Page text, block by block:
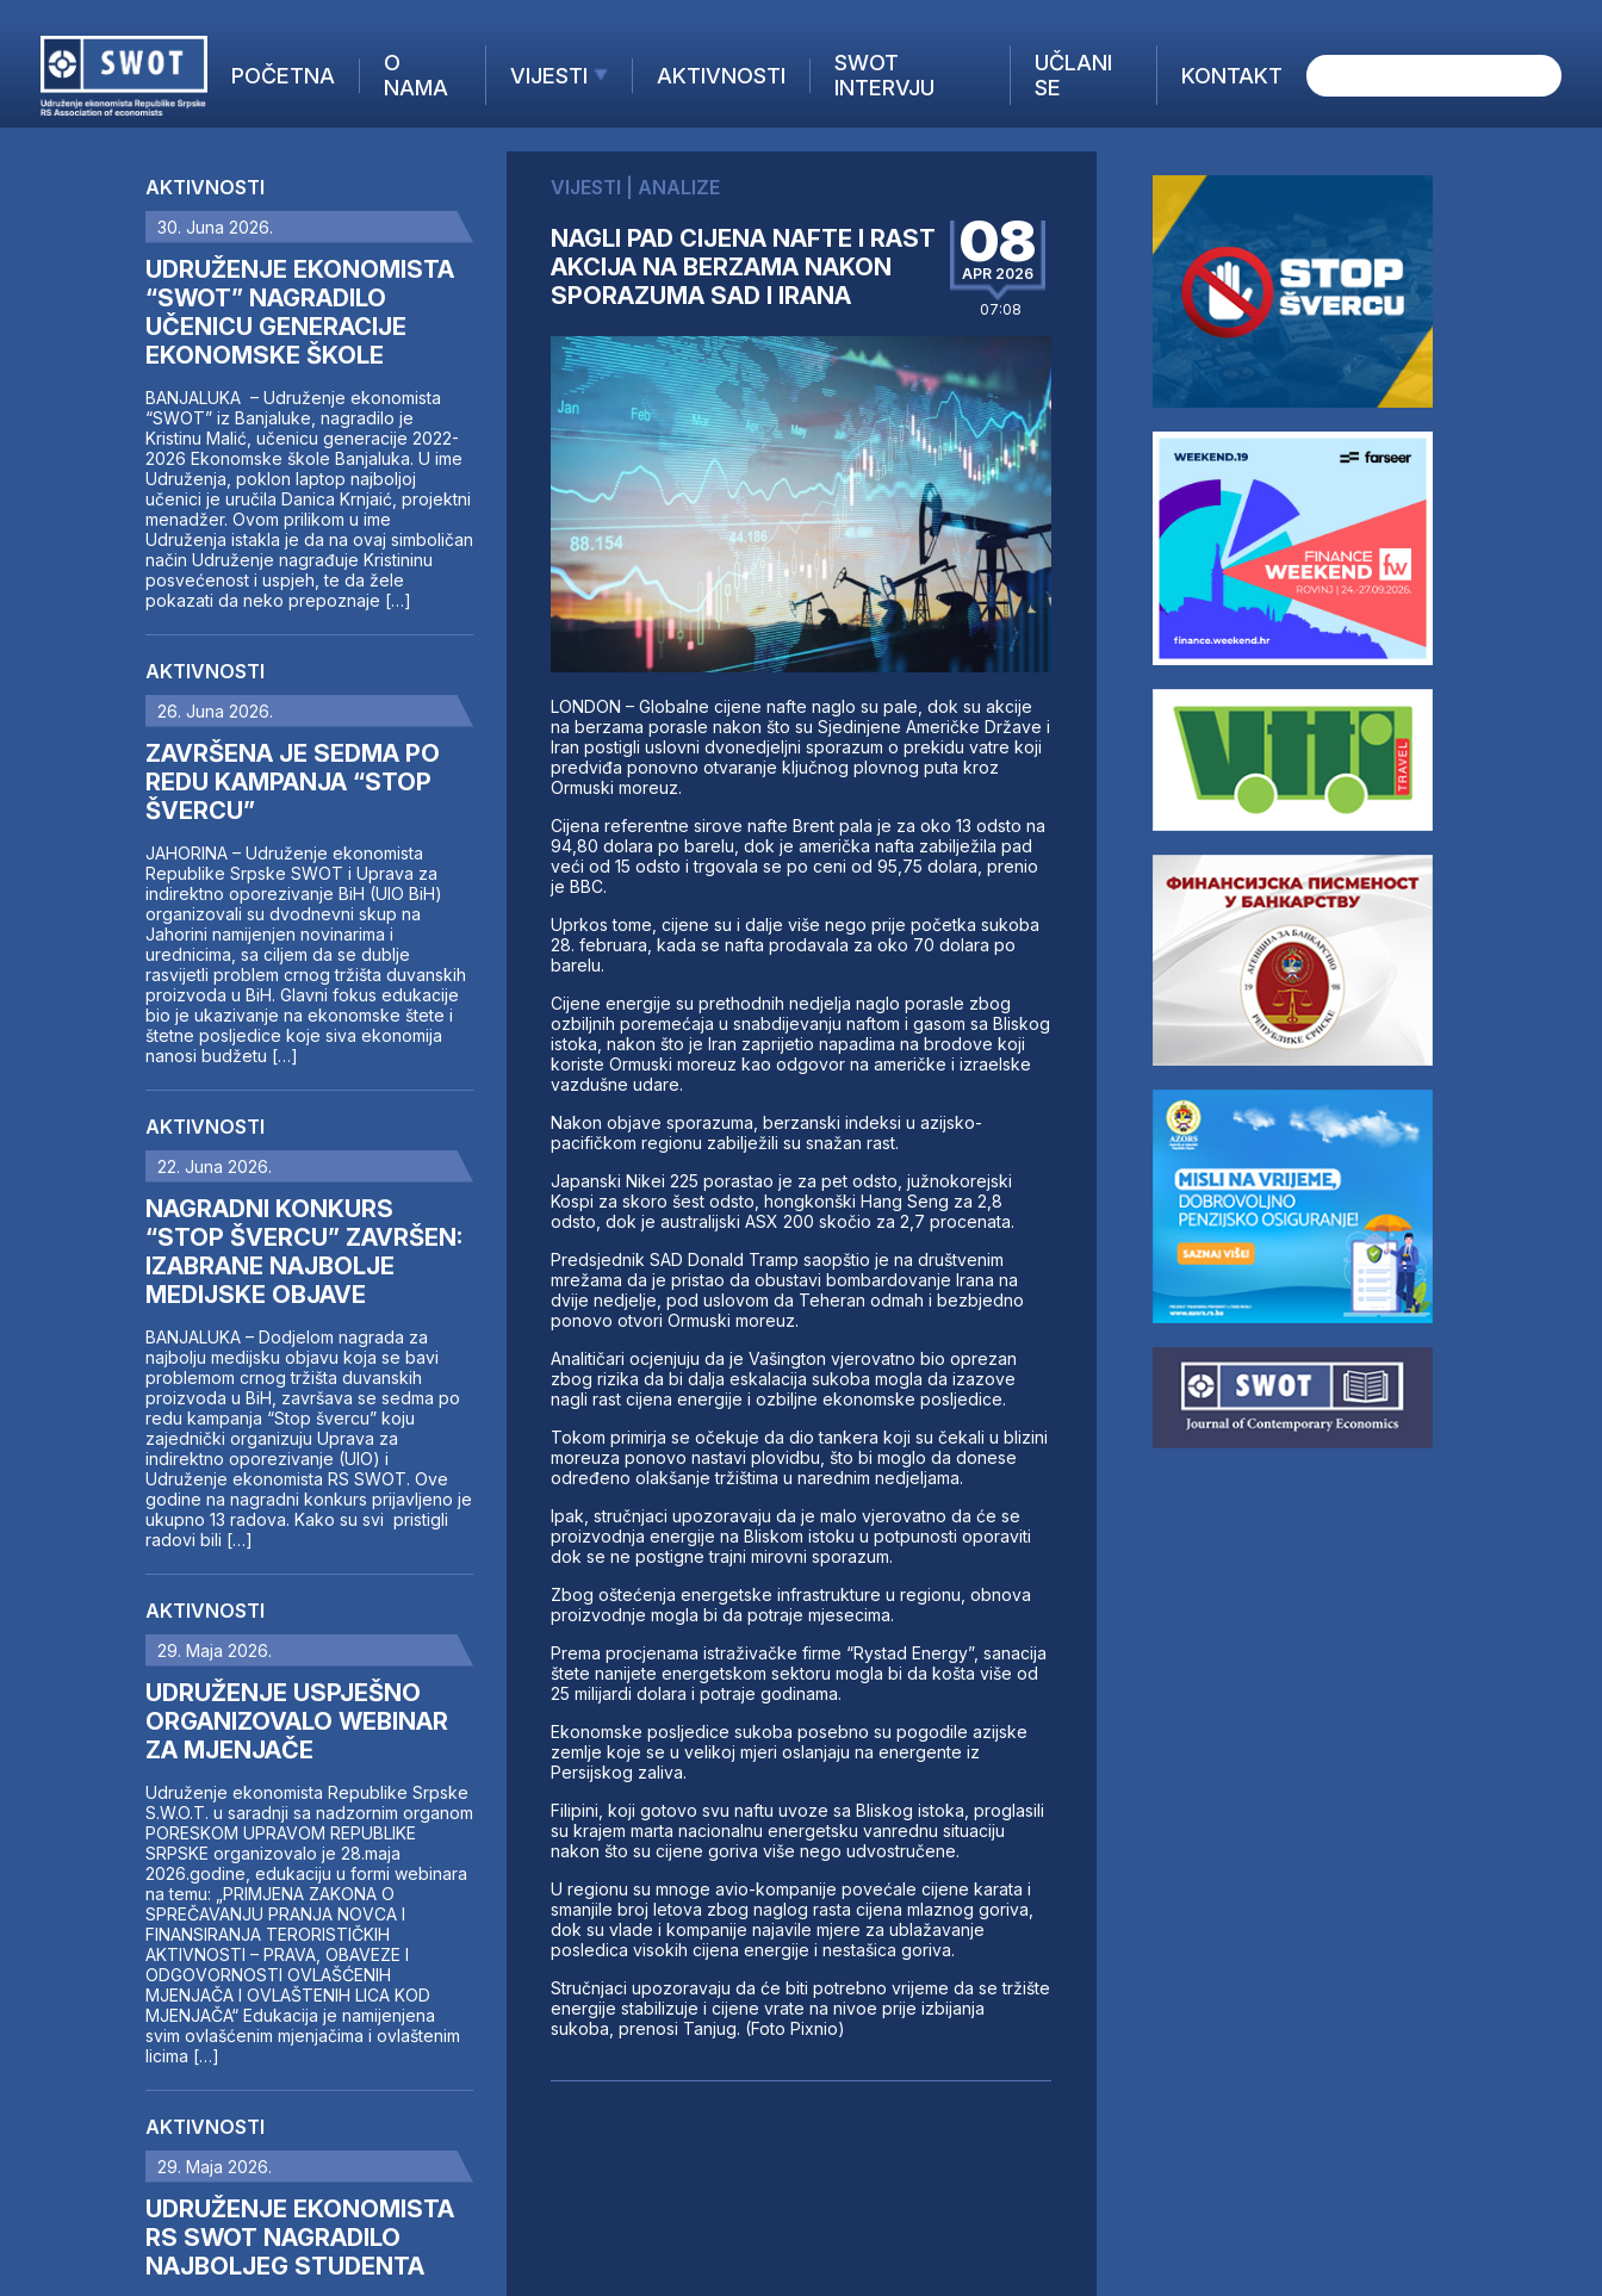
POČETNA
O
NAMA
VIJESTI
AKTUELNO
KOMPANIJE
FINANSIJE
IZ STRANIH MEDIJA
AKTIVNOSTI
SWOT
INTERVJU
UČLANI
SE
KONTAKT
AKTUELNO
ANALIZE
KOMPANIJE
FINANSIJE
IZ STRANIH MEDIJA
AKTIVNOSTI
SWOT INTERVJU
UČLANI SE
KONTAKT
AKTIVNOSTI
30. Juna 2026.
UDRUŽENJE EKONOMISTA
“SWOT” NAGRADILO
UČENICU GENERACIJE
EKONOMSKE ŠKOLE
BANJALUKA – Udruženje ekonomista
“SWOT” iz Banjaluke, nagradilo je
Kristinu Malić, učenicu generacije 2022-
2026 Ekonomske škole Banjaluka. U ime
Udruženja, poklon laptop najboljoj
učenici je uručila Danica Krnjaić, projektni
menadžer. Ovom prilikom u ime
Udruženja istakla je da na ovaj simboličan
način Udruženje nagrađuje Kristininu
posvećenost i uspjeh, te da žele
pokazati da neko prepoznaje […]
AKTIVNOSTI
26. Juna 2026.
ZAVRŠENA JE SEDMA PO
REDU KAMPANJA “STOP
ŠVERCU”
JAHORINA – Udruženje ekonomista
Republike Srpske SWOT i Uprava za
indirektno oporezivanje BiH (UIO BiH)
organizovali su dvodnevni skup na
Jahorini namijenjen novinarima i
urednicima, sa ciljem da se dublje
rasvijetli problem crnog tržišta duvanskih
proizvoda u BiH. Glavni fokus edukacije
bio je ukazivanje na ekonomske štete i
štetne posljedice koje siva ekonomija
nanosi budžetu […]
AKTIVNOSTI
22. Juna 2026.
NAGRADNI KONKURS
“STOP ŠVERCU” ZAVRŠEN:
IZABRANE NAJBOLJE
MEDIJSKE OBJAVE
BANJALUKA – Dodjelom nagrada za
najbolju medijsku objavu koja se bavi
problemom crnog tržišta duvanskih
proizvoda u BiH, završava se sedma po
redu kampanja “Stop švercu” koju
zajednički organizuju Uprava za
indirektno oporezivanje (UIO) i
Udruženje ekonomista RS SWOT. Ove
godine na nagradni konkurs prijavljeno je
ukupno 13 radova. Kako su svi pristigli
radovi bili […]
AKTIVNOSTI
29. Maja 2026.
UDRUŽENJE USPJEŠNO
ORGANIZOVALO WEBINAR
ZA MJENJAČE
Udruženje ekonomista Republike Srpske
S.W.O.T. u saradnji sa nadzornim organom
PORESKOM UPRAVOM REPUBLIKE
SRPSKE organizovalo je 28.maja
2026.godine, edukaciju u formi webinara
na temu: „PRIMJENA ZAKONA O
SPREČAVANJU PRANJA NOVCA I
FINANSIRANJA TERORISTIČKIH
AKTIVNOSTI – PRAVA, OBAVEZE I
ODGOVORNOSTI OVLAŠĆENIH
MJENJAČA I OVLAŠTENIH LICA KOD
MJENJAČA“ Edukacija je namijenjena
svim ovlašćenim mjenjačima i ovlaštenim
licima […]
AKTIVNOSTI
29. Maja 2026.
UDRUŽENJE EKONOMISTA
RS SWOT NAGRADILO
NAJBOLJEG STUDENTA
VIJESTI ANALIZE
NAGLI PAD CIJENA NAFTE I RAST
AKCIJA NA BERZAMA NAKON
SPORAZUMA SAD I IRANA
08
APR 2026
07:08
LONDON – Globalne cijene nafte naglo su pale, dok su akcije
na berzama porasle nakon što su Sjedinjene Američke Države i
Iran postigli uslovni dvonedjeljni sporazum o prekidu vatre koji
predviđa ponovno otvaranje ključnog plovnog puta kroz
Ormuski moreuz.
Cijena referentne sirove nafte Brent pala je za oko 13 odsto na
94,80 dolara po barelu, dok je američka nafta zabilježila pad
veći od 15 odsto i trgovala se po ceni od 95,75 dolara, prenio
je BBC.
Uprkos tome, cijene su i dalje više nego prije početka sukoba
28. februara, kada se nafta prodavala za oko 70 dolara po
barelu.
Cijene energije su prethodnih nedjelja naglo porasle zbog
ozbiljnih poremećaja u snabdijevanju naftom i gasom sa Bliskog
istoka, nakon što je Iran zaprijetio napadima na brodove koji
koriste Ormuski moreuz kao odgovor na američke i izraelske
vazdušne udare.
Nakon objave sporazuma, berzanski indeksi u azijsko-
pacifičkom regionu zabilježili su snažan rast.
Japanski Nikei 225 porastao je za pet odsto, južnokorejski
Kospi za skoro šest odsto, hongkonški Hang Seng za 2,8
odsto, dok je australijski ASX 200 skočio za 2,7 procenata.
Predsjednik SAD Donald Tramp saopštio je na društvenim
mrežama da je pristao da obustavi bombardovanje Irana na
dvije nedjelje, pod uslovom da Teheran odmah i bezbjedno
ponovo otvori Ormuski moreuz.
Analitičari ocjenjuju da je Vašington vjerovatno bio oprezan
zbog rizika da bi dalja eskalacija sukoba mogla da izazove
nagli rast cijena energije i ozbiljne ekonomske posljedice.
Tokom primirja se očekuje da dio tankera koji su čekali u blizini
moreuza ponovo nastavi plovidbu, što bi moglo da donese
određeno olakšanje tržištima u narednim nedjeljama.
Ipak, stručnjaci upozoravaju da je malo vjerovatno da će se
proizvodnja energije na Bliskom istoku u potpunosti oporaviti
dok se ne postigne trajni mirovni sporazum.
Zbog oštećenja energetske infrastrukture u regionu, obnova
proizvodnje mogla bi da potraje mjesecima.
Prema procjenama istraživačke firme “Rystad Energy”, sanacija
štete nanijete energetskom sektoru mogla bi da košta više od
25 milijardi dolara i potraje godinama.
Ekonomske posljedice sukoba posebno su pogodile azijske
zemlje koje se u velikoj mjeri oslanjaju na energente iz
Persijskog zaliva.
Filipini, koji gotovo svu naftu uvoze sa Bliskog istoka, proglasili
su krajem marta nacionalnu energetsku vanrednu situaciju
nakon što su cijene goriva više nego udvostručene.
U regionu su mnoge avio-kompanije povećale cijene karata i
smanjile broj letova zbog naglog rasta cijena mlaznog goriva,
dok su vlade i kompanije najavile mjere za ublažavanje
posledica visokih cijena energije i nestašica goriva.
Stručnjaci upozoravaju da će biti potrebno vrijeme da se tržište
energije stabilizuje i cijene vrate na nivoe prije izbijanja
sukoba, prenosi Tanjug. (Foto Pixnio)